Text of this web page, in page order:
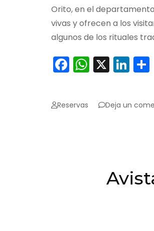
Orito, en el
vivas y ofrecen a los
algunos de los rituales
Facebook
X
Reservas Deja un